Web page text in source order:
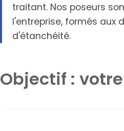
traitant. Nos poseurs
l'entreprise, formés aux
d'étanchéité.
Objectif :